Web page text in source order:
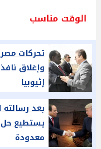
الوقت مناسب
تحركات
وإغلاق
إثيوبيا
بعد
يستطيع
معدودة